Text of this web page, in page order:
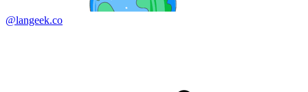
@langeek.co